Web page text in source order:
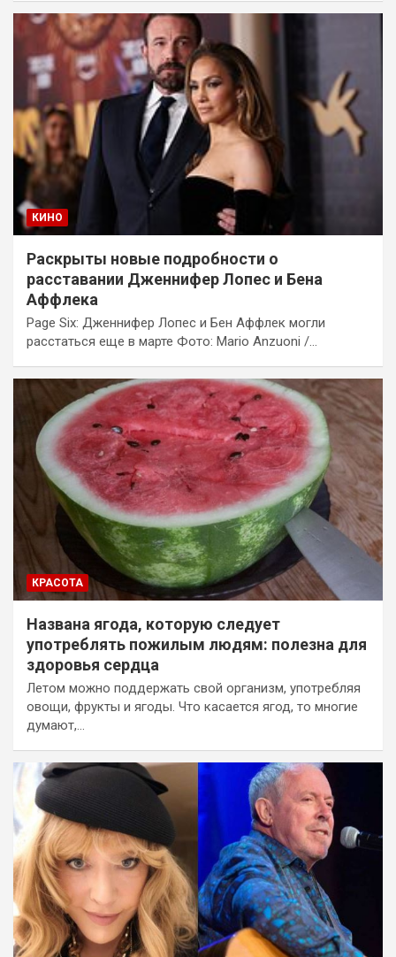
КИНО
Раскрыты новые подробности о
расставании Дженнифер Лопес и Бена
Аффлека
Page Six: Дженнифер Лопес и Бен Аффлек могли
расстаться еще в марте Фото: Mario Anzuoni /…
КРАСОТА
Названа ягода, которую следует
употреблять пожилым людям: полезна для
здоровья сердца
Летом можно поддержать свой организм, употребляя
овощи, фрукты и ягоды. Что касается ягод, то многие
думают,…